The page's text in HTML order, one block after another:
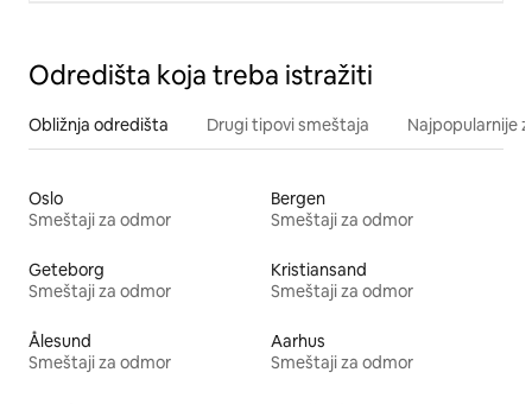
Odredišta koja treba istražiti
Obližnja odredišta Drugi tipovi smeštaja Najpopularnije
Oslo
Smeštaji za odmor
Bergen
Smeštaji za odmor
Geteborg
Smeštaji za odmor
Kristiansand
Smeštaji za odmor
Ålesund
Smeštaji za odmor
Aarhus
Smeštaji za odmor